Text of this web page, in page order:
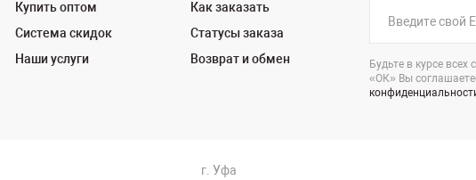
Купить оптом
Система скидок
Наши услуги
Как заказать
Статусы заказа
Возврат и обмен
Будьте в курсе
«ОК» Вы
г. Уфа